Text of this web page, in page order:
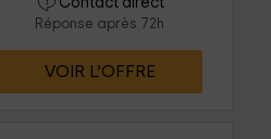
Réponse après 72h
VOIR L’OFFRE